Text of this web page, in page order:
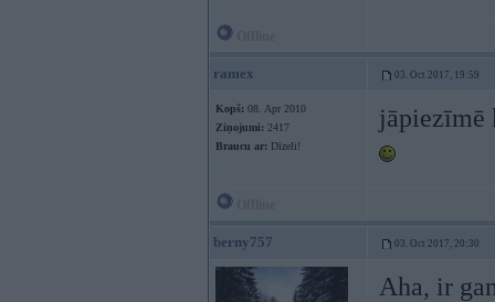
ramex 03. Oct 2017, 19:59
Kopš: 08. Apr 2010
Ziņojumi: 2417
Braucu ar: Dīzeli!
jāpiezīmē
berny757 03. Oct 2017, 20:30
Aha, ir